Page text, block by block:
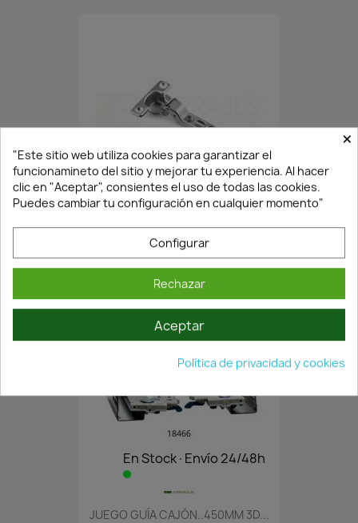
En Stock·Envío 24/48h
BISAGRA CAZOLETA.. MINI P26...
0,25 €0,18 €
En Stock·Envío 24/48h
JUEGO GUÍA CAJÓN..450MM 3D...
×
"Este sitio web utiliza cookies para garantizar el
funcionamineto del sitio y mejorar tu experiencia. Al hacer
clic en "Aceptar", consientes el uso de todas las cookies.
Puedes cambiar tu configuración en cualquier momento"
Configurar
Rechazar
Aceptar
Política de privacidad y cookies